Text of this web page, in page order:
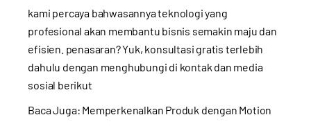
kami percaya bahwasannya teknologi yang
profesional akan membantu bisnis semakin maju dan
efisien. penasaran? Yuk, konsultasi gratis terlebih
dahulu dengan menghubungi di kontak dan media
sosial berikut
Baca Juga: Memperkenalkan Produk dengan Motion